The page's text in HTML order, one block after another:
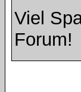
Viel
Forum!